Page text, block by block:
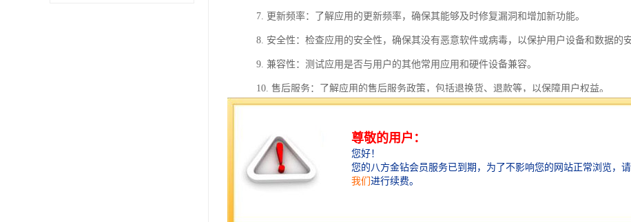
7. 更新频率：了解应用的更新频率，确保其能够及时修复漏洞和增加新功能。
8. 安全性：检查应用的安全性，确保其没有恶意软件或病毒，以保护用户设备和数据的安
9. 兼容性：测试应用是否与用户的其他常用应用和硬件设备兼容。
10. 售后服务：了解应用的售后服务政策，包括退换货、退款等，以保障用户权益。
电商货物发货到中国香港具有以下几个特点：
1. 地理位置优势：中国香港地处中国南部，靠近珠三角地区，是连接内地与国际市场的
时间相对较短，物流效率较高。
2. 关税政策：中国香港作为自由港，实行零关税政策，大部分货物进口到中国香港不